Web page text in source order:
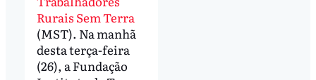
Rurais Sem Terra
(MST). Na manhã
desta terça-feira
(26), a Fundação